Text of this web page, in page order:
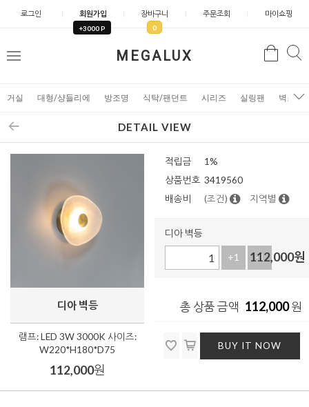
로그인 회원가입
+3000 P
장바구니
0
주문조회 마이쇼핑
MEGALUX
메
검
거실 대형/샹들리에 방조명 식탁/팬던트 시리즈 실링팬 벽조명
DETAIL VIEW
디아 벽등
램프: LED 3W 3000K 사이즈:
W220*H180*D75
112,000원
적립금
1%
상품번호 3419560
배송비
(조건) 지역별
디아 벽등
+1 -1
112,000원
총 상품 금액 112,000원
BUY IT NOW